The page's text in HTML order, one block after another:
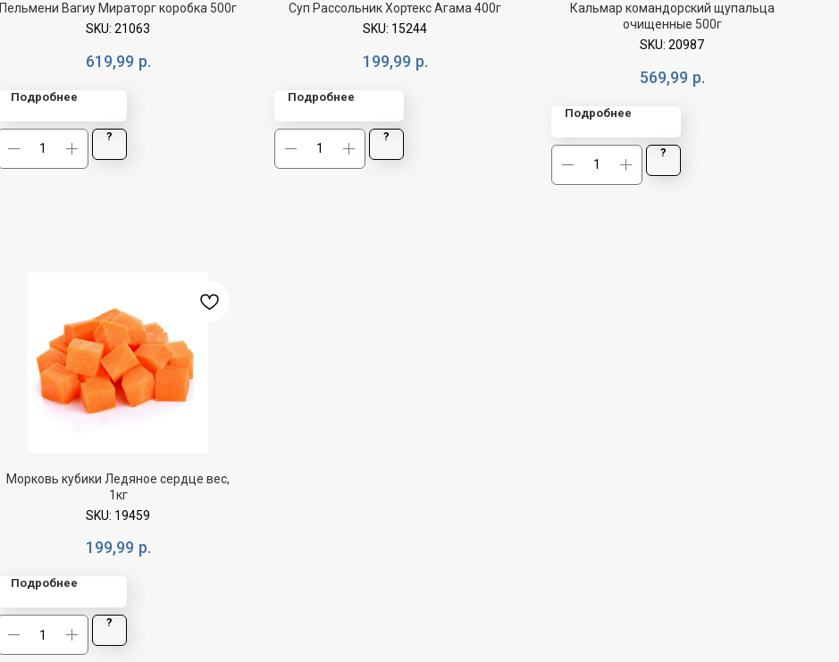
Пельмени Вагиу Мираторг коробка 500г
SKU: 21063
619,99 р.
Подробнее
?
Суп Рассольник Хортекс Агама 400г
SKU: 15244
199,99 р.
Подробнее
?
Кальмар командорский щупальца
очищенные 500г
SKU: 20987
569,99 р.
Подробнее
?
Морковь кубики Ледяное сердце вес,
1кг
SKU: 19459
199,99 р.
Подробнее
?